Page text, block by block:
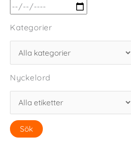
Kategorier
Nyckelord